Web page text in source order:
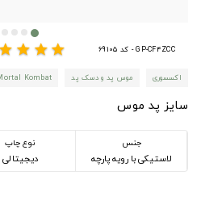
GP-CF4ZCC - کد 69105 star
star
star
star
اکسسوری موس پد و دسک پد Kombat
سایز پد موس
جنس
لاستیکی با رویه پارچه
نوع چاپ
دیجیتالی